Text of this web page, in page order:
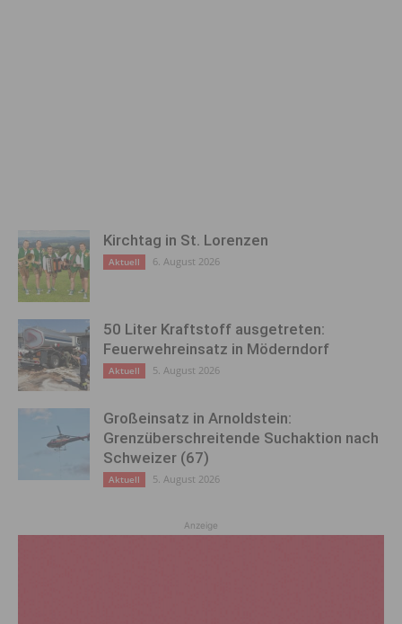
Kirchtag in St. Lorenzen
Aktuell 6. August 2026
50 Liter Kraftstoff ausgetreten:
Feuerwehreinsatz in Möderndorf
Aktuell 5. August 2026
Großeinsatz in Arnoldstein:
Grenzüberschreitende Suchaktion nach
Schweizer (67)
Aktuell 5. August 2026
Anzeige